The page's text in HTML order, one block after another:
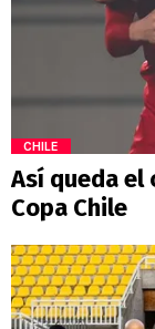
CHILE
Así queda el
Copa Chile